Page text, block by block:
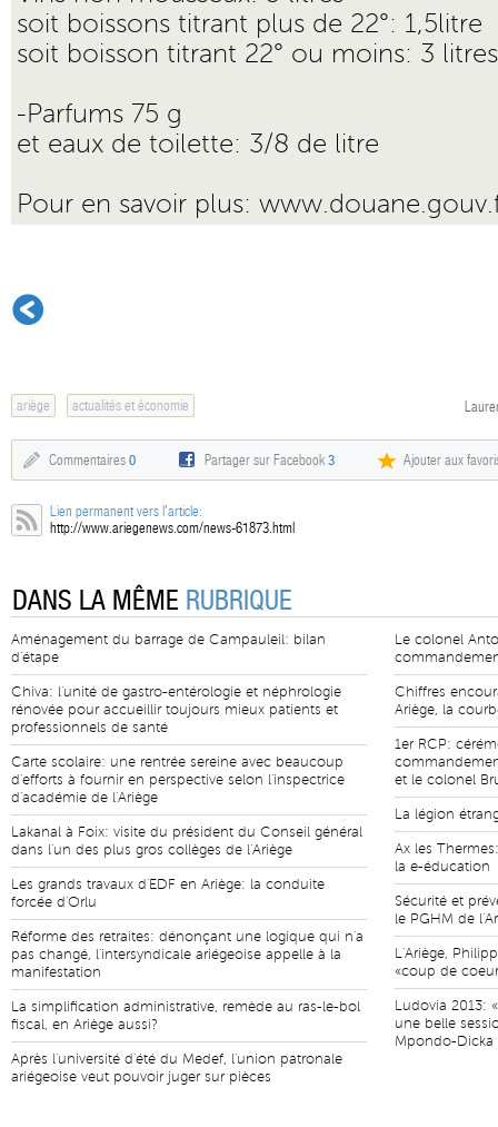
soit boissons titrant plus de 22°: 1,5litre
soit boisson titrant 22° ou moins: 3 litres
-Parfums 75 g
et eaux de toilette: 3/8 de litre
Pour en savoir plus:
ariège actualités et économie
Commentaires 0 Partager sur Facebook 3 Ajouter aux
Lien permanent vers l'article:
http://www.ariegenews.com/news-61873.html
DANS LA MÊME RUBRIQUE
Aménagement du barrage de Campauleil: bilan
d'étape
Chiva: l'unité de gastro-entérologie et néphrologie
rénovée pour accueillir toujours mieux patients et
professionnels de santé
Carte scolaire: une rentrée sereine avec beaucoup
d'efforts à fournir en perspective selon l'inspectrice
d'académie de l'Ariège
Lakanal à Foix: visite du président du Conseil général
dans l'un des plus gros collèges de l'Ariège
Les grands travaux d'EDF en Ariège: la conduite
forcée d'Orlu
Réforme des retraites: dénonçant une logique qui n'a
pas changé, l'intersyndicale ariégeoise appelle à la
manifestation
La simplification administrative, remède au ras-le-bol
fiscal, en Ariège aussi?
Après l'université d'été du Medef, l'union patronale
ariégeoise veut pouvoir juger sur pièces
Le colonel
Chiffres
Ariège, la
1er RCP:
et le colonel
La légion
Ax les
la e-éducation
Sécurité et
le PGHM de
L'Ariège,
«coup de
Ludovia 2013:
une belle
Mpondo-Dicka